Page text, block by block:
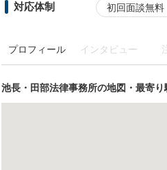
対応体制 初回面談無料
プロフィール インタビュー
池長・田部法律事務所の地図・最寄